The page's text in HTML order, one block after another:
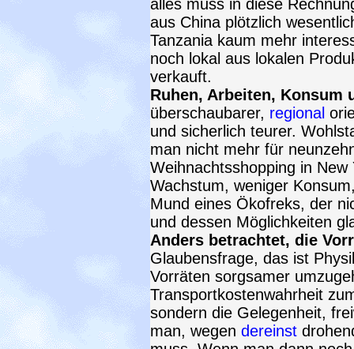
alles muss in diese
aus China plötzlich
Tanzania kaum mehr
noch lokal aus lokalen
verkauft.
Ruhen, Arbeiten, Konsum
überschaubarer, regional
und sicherlich teurer.
man nicht mehr für
Weihnachtsshopping in
Wachstum, weniger
Mund eines Ökofreks, der
und dessen Möglichkeiten
Anders betrachtet, die
Glaubensfrage, das ist
Vorräten sorgsamer
Transportkostenwahrheit
sondern die Gelegenheit,
man, wegen dereinst